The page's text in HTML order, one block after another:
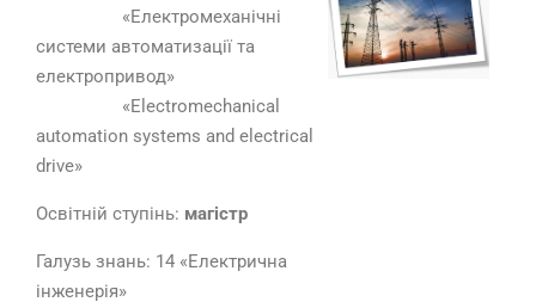
«Електромеханічні
системи автоматизації та
електропривод»
«Electromechanical
automation systems and electrical
drive»
Освітній ступінь: магістр
Галузь знань: 14 «Електрична
інженерія»